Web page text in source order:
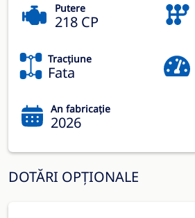
Putere
218 CP
Tracțiune
Fata
An fabricație
2026
DOTĂRI OPȚIONALE